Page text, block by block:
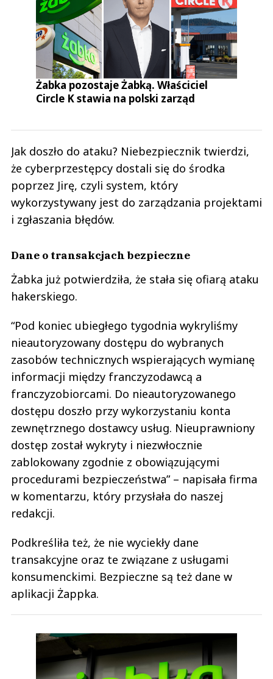
Żabka pozostaje Żabką. Właściciel
Circle K stawia na polski zarząd
Jak doszło do ataku? Niebezpiecznik twierdzi,
że cyberprzestępcy dostali się do środka
poprzez Jirę, czyli system, który
wykorzystywany jest do zarządzania projektami
i zgłaszania błędów.
Dane o transakcjach bezpieczne
Żabka już potwierdziła, że stała się ofiarą ataku
hakerskiego.
“Pod koniec ubiegłego tygodnia wykryliśmy
nieautoryzowany dostępu do wybranych
zasobów technicznych wspierających wymianę
informacji między franczyzodawcą a
franczyzobiorcami. Do nieautoryzowanego
dostępu doszło przy wykorzystaniu konta
zewnętrznego dostawcy usług. Nieuprawniony
dostęp został wykryty i niezwłocznie
zablokowany zgodnie z obowiązującymi
procedurami bezpieczeństwa” – napisała firma
w komentarzu, który przysłała do naszej
redakcji.
Podkreśliła też, że nie wyciekły dane
transakcyjne oraz te związane z usługami
konsumenckimi. Bezpieczne są też dane w
aplikacji Żappka.